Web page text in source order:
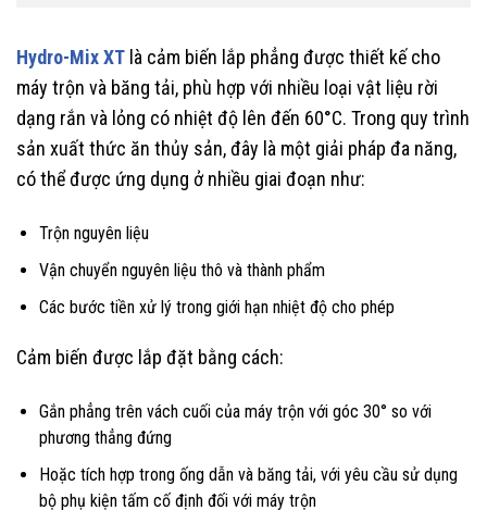
Hydro-Mix XT là cảm biến lắp phẳng được thiết kế cho
máy trộn và băng tải, phù hợp với nhiều loại vật liệu rời
dạng rắn và lỏng có nhiệt độ lên đến 60°C. Trong quy trình
sản xuất thức ăn thủy sản, đây là một giải pháp đa năng,
có thể được ứng dụng ở nhiều giai đoạn như:
Trộn nguyên liệu
Vận chuyển nguyên liệu thô và thành phẩm
Các bước tiền xử lý trong giới hạn nhiệt độ cho phép
Cảm biến được lắp đặt bằng cách:
Gắn phẳng trên vách cuối của máy trộn với góc 30° so với
phương thẳng đứng
Hoặc tích hợp trong ống dẫn và băng tải, với yêu cầu sử dụng
bộ phụ kiện tấm cố định đối với máy trộn